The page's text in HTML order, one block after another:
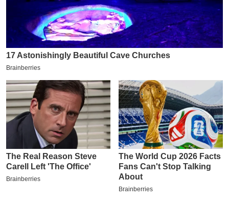
पे
प
र
मि
ल
बे
मि
ल
श
ख्सि